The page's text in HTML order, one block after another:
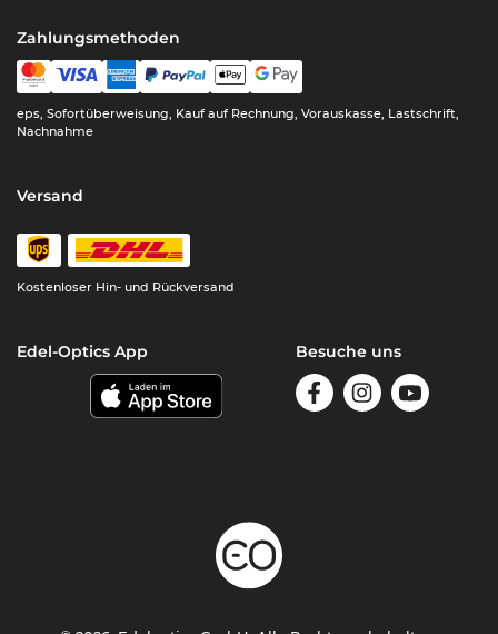
Zahlungsmethoden
eps, Sofortüberweisung, Kauf auf Rechnung, Vorauskasse, Lastschrift,
Nachnahme
Versand
Kostenloser Hin- und Rückversand
Edel-Optics App Besuche uns